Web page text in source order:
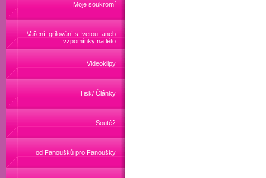
Moje soukromí
Vaření, grilování s Ivetou, aneb
vzpomínky na léto
Videoklipy
Tisk/ Články
Soutěž
od Fanoušků pro Fanoušky